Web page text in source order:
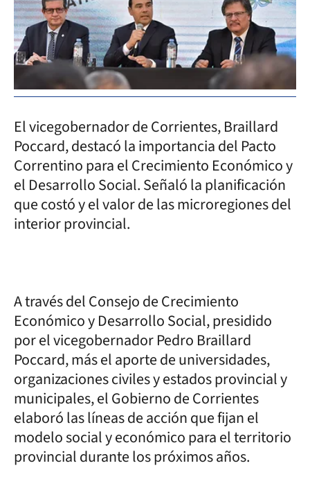
El vicegobernador de Corrientes, Braillard
Poccard, destacó la importancia del Pacto
Correntino para el Crecimiento Económico y
el Desarrollo Social. Señaló la planificación
que costó y el valor de las microregiones del
interior provincial.
A través del Consejo de Crecimiento
Económico y Desarrollo Social, presidido
por el vicegobernador Pedro Braillard
Poccard, más el aporte de universidades,
organizaciones civiles y estados provincial y
municipales, el Gobierno de Corrientes
elaboró las líneas de acción que fijan el
modelo social y económico para el territorio
provincial durante los próximos años.